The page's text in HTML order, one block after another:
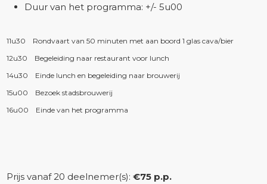
Duur van het programma: +/- 5u00
11u30
Rondvaart van 50 minuten met aan boord 1 glas cava/bier
12u30
Begeleiding naar restaurant voor lunch
14u30 Einde lunch en begeleiding naar brouwerij
15u00
Bezoek stadsbrouwerij
16u00
Einde van het programma
Prijs vanaf 20 deelnemer(s):€75 p.p.